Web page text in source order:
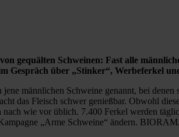
gequälten Schweinen: Fast alle
Gespräch über „Stinker“, Werbeferkel
männlichen Schweine genannt, bei
das Fleisch schwer genießbar. Obwohl
wie vor üblich. 7.400 Ferkel werden
„Arme Schweine“ ändern.